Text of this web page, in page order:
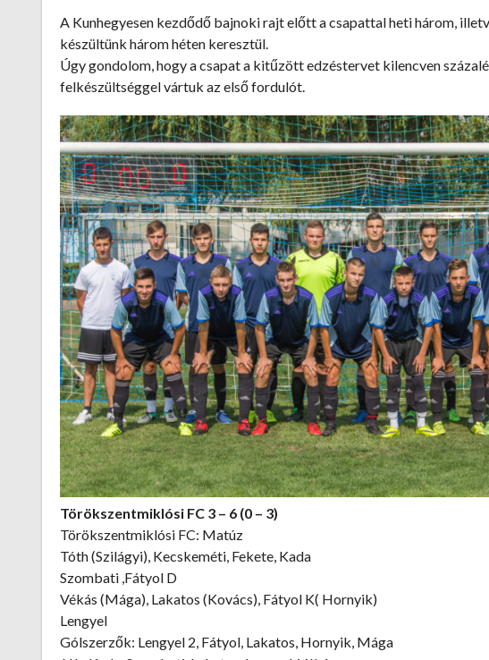
A Kunhegyesen kezdődő bajnoki rajt előtt a csapattal heti három,
készültünk három héten keresztül.
Úgy gondolom, hogy a csapat a kitűzött edzéstervet kilencven
felkészültséggel vártuk az első fordulót.
Törökszentmiklósi FC 3 – 6 (0 – 3)
Törökszentmiklósi FC: Matúz
Tóth (Szilágyi), Kecskeméti, Fekete, Kada
Szombati ,Fátyol D
Vékás (Mága), Lakatos (Kovács), Fátyol K( Hornyik)
Lengyel
Gólszerzők: Lengyel 2, Fátyol, Lakatos, Hornyik, Mága